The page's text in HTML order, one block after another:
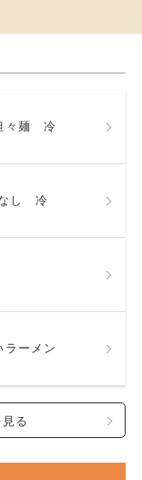
々麺 冷
なし 冷
ラーメン
覧を見る